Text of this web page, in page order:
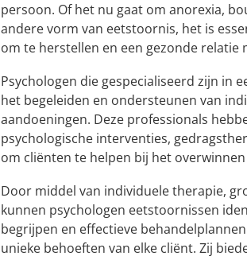
persoon. Of het nu gaat om anorexia,
andere vorm van eetstoornis, het is
om te herstellen en een gezonde relatie
Psychologen die gespecialiseerd zijn in
het begeleiden en ondersteunen van
aandoeningen. Deze professionals
psychologische interventies,
om cliënten te helpen bij het
Door middel van individuele therapie,
kunnen psychologen eetstoornissen
begrijpen en effectieve
unieke behoeften van elke cliënt. Zij